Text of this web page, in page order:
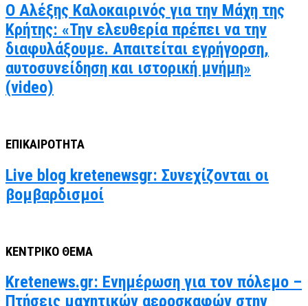
Ο Αλέξης Καλοκαιρινός για την Μάχη της
Κρήτης: «Την ελευθερία πρέπει να την
διαφυλάξουμε. Απαιτείται εγρήγορση,
αυτοσυνείδηση και ιστορική μνήμη»
(video)
ΕΠΙΚΑΙΡΟΤΗΤΑ
Live blog kretenewsgr: Συνεχίζονται οι
βομβαρδισμοί
ΚΕΝΤΡΙΚΟ ΘΕΜΑ
Kretenews.gr: Ενημέρωση για τον πόλεμο –
Πτήσεις μαχητικών αεροσκαφών στην